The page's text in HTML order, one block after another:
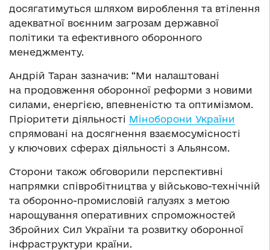
досягатимуться шляхом вироблення та втілення
адекватної воєнним загрозам державної
політики та ефективного оборонного
менеджменту.
Андрій Таран зазначив: “Ми налаштовані
на продовження оборонної реформи з новими
силами, енергією, впевненістю та оптимізмом.
Пріоритети діяльності Міноборони України
спрямовані на досягнення взаємосумісності
у ключових сферах діяльності з Альянсом.
Сторони також обговорили перспективні
напрямки співробітництва у військово-технічній
та оборонно-промисловій галузях з метою
нарощування оперативних спроможностей
Збройних Сил України та розвитку оборонної
інфраструктури країни.